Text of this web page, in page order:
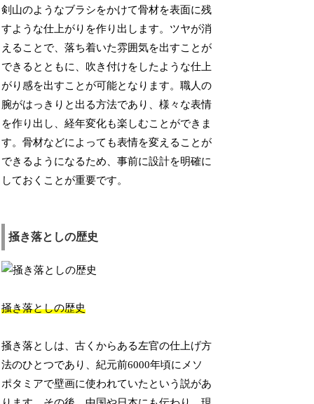
剣山のようなブラシをかけて骨材を表面に残
すような仕上がりを作り出します。ツヤが消
えることで、落ち着いた雰囲気を出すことが
できるとともに、吹き付けをしたような仕上
がり感を出すことが可能となります。職人の
腕がはっきりと出る方法であり、様々な表情
を作り出し、経年変化も楽しむことができま
す。骨材などによっても表情を変えることが
できるようになるため、事前に設計を明確に
しておくことが重要です。
掻き落としの歴史
掻き落としの歴史
掻き落としは、古くからある左官の仕上げ方
法のひとつであり、紀元前6000年頃にメソ
ポタミアで壁画に使われていたという説があ